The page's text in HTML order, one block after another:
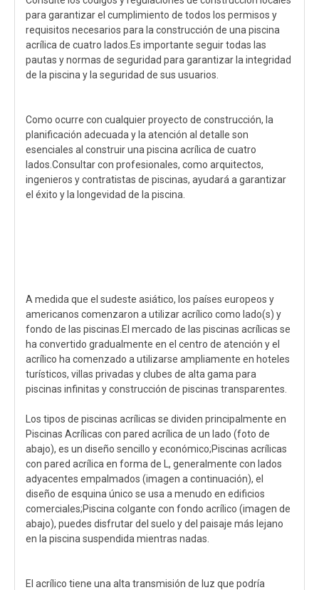
para garantizar el cumplimiento de todos los permisos y
requisitos necesarios para la construcción de una piscina
acrílica de cuatro lados.Es importante seguir todas las
pautas y normas de seguridad para garantizar la integridad
de la piscina y la seguridad de sus usuarios.
Como ocurre con cualquier proyecto de construcción, la
planificación adecuada y la atención al detalle son
esenciales al construir una piscina acrílica de cuatro
lados.Consultar con profesionales, como arquitectos,
ingenieros y contratistas de piscinas, ayudará a garantizar
el éxito y la longevidad de la piscina.
A medida que el sudeste asiático, los países europeos y
americanos comenzaron a utilizar acrílico como lado(s) y
fondo de las piscinas.El mercado de las piscinas acrílicas se
ha convertido gradualmente en el centro de atención y el
acrílico ha comenzado a utilizarse ampliamente en hoteles
turísticos, villas privadas y clubes de alta gama para
piscinas infinitas y construcción de piscinas transparentes.
Los tipos de piscinas acrílicas se dividen principalmente en
Piscinas Acrílicas con pared acrílica de un lado (foto de
abajo), es un diseño sencillo y económico;Piscinas acrílicas
con pared acrílica en forma de L, generalmente con lados
adyacentes empalmados (imagen a continuación), el
diseño de esquina único se usa a menudo en edificios
comerciales;Piscina colgante con fondo acrílico (imagen de
abajo), puedes disfrutar del suelo y del paisaje más lejano
en la piscina suspendida mientras nadas.
El acrílico tiene una alta transmisión de luz que podría